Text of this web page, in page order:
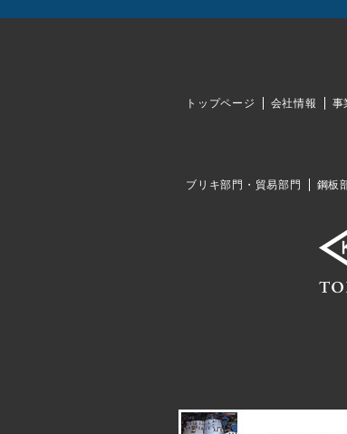
トップページ 会社情報 事
ブリキ部門・貿易部門 鋼板